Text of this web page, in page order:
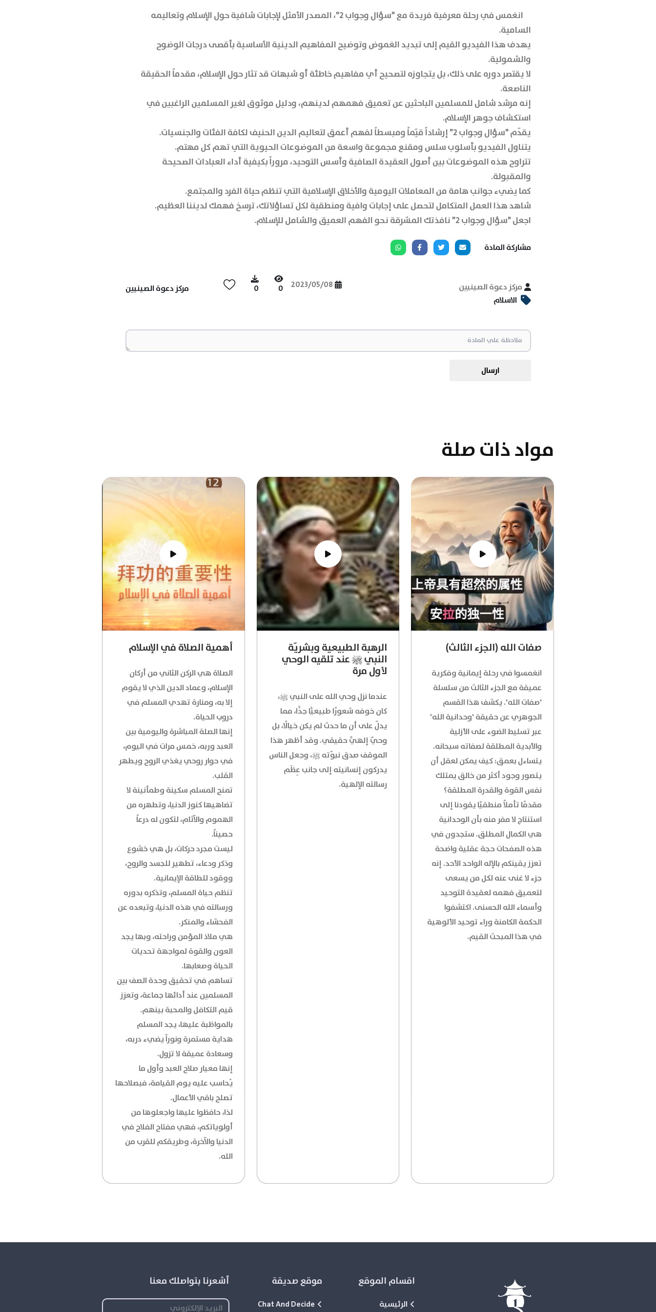
انغمس في رحلة معرفية فريدة مع "سؤال وجواب 2"، المصدر الأمثل لإجابات شافية حول الإسلام وتعاليمه
السامية.
يهدف هذا الفيديو القيم إلى تبديد الغموض وتوضيح المفاهيم الدينية الأساسية بأقصى درجات الوضوح
والشمولية.
لا يقتصر دوره على ذلك، بل يتجاوزه لتصحيح أي مفاهيم خاطئة أو شبهات قد تثار حول الإسلام، مقدماً الحقيقة
الناصعة.
إنه مرشد شامل للمسلمين الباحثين عن تعميق فهمهم لدينهم، ودليل موثوق لغير المسلمين الراغبين في
استكشاف جوهر الإسلام.
يقدّم "سؤال وجواب 2" إرشاداً قيّماً ومبسطاً لفهم أعمق لتعاليم الدين الحنيف لكافة الفئات والجنسيات.
يتناول الفيديو بأسلوب سلس ومقنع مجموعة واسعة من الموضوعات الحيوية التي تهم كل مهتم.
تتراوح هذه الموضوعات بين أصول العقيدة الصافية وأسس التوحيد، مروراً بكيفية أداء العبادات الصحيحة
والمقبولة.
كما يضيء جوانب هامة من المعاملات اليومية والأخلاق الإسلامية التي تنظم حياة الفرد والمجتمع.
شاهد هذا العمل المتكامل لتحصل على إجابات وافية ومنطقية لكل تساؤلاتك، ترسخ فهمك لديننا العظيم.
اجعل "سؤال وجواب 2" نافذتك المشرقة نحو الفهم العميق والشامل للإسلام.
مشاركة المادة
مركز دعوة الصينيين 2023/05/08
0
0
مركز دعوة الصينيين
الاسلام
ارسال
مواد ذات صلة
صفات الله (الجزء الثالث)
انغمسوا في رحلة إيمانية وفكرية
عميقة مع الجزء الثالث من سلسلة
'صفات الله'. يكشف هذا القسم
الجوهري عن حقيقة 'وحدانية الله'
عبر تسليط الضوء على الأزلية
والأبدية المطلقة لصفاته سبحانه.
يتساءل بعمق: كيف يمكن لعقل أن
يتصور وجود أكثر من خالق يمتلك
نفس القوة والقدرة المطلقة؟
مقدمًا تأملاً منطقيًا يقودنا إلى
استنتاج لا مفر منه بأن الوحدانية
هي الكمال المطلق. ستجدون في
هذه الصفحات حجة عقلية واضحة
تعزز يقينكم بالإله الواحد الأحد. إنه
جزء لا غنى عنه لكل من يسعى
لتعميق فهمه لعقيدة التوحيد
وأسماء الله الحسنى. اكتشفوا
الحكمة الكامنة وراء توحيد الألوهية
في هذا المبحث القيم.
الرهبة الطبيعية وبشريّة
النبي ﷺ عند تلقيه الوحي
لأول مرة
عندما نزل وحي الله على النبي ﷺ،
كان خوفه شعورًا طبيعيًّا جدًّا، مما
يدلّ على أن ما حدث لم يكن خيالًا، بل
وحيٌ إلهيٌّ حقيقي. وقد أظهر هذا
الموقف صدق نبوّته ﷺ، وجعل الناس
يدركون إنسانيته إلى جانب عِظَم
رسالته الإلهية.
أهمية الصلاة في الإسلام
الصلاة هي الركن الثاني من أركان
الإسلام، وعماد الدين الذي لا يقوم
إلا به، ومنارة تهدي المسلم في
دروب الحياة.
إنها الصلة المباشرة واليومية بين
العبد وربه، خمس مرات في اليوم،
في حوار روحي يغذي الروح ويطهر
القلب.
تمنح المسلم سكينة وطمأنينة لا
تضاهيها كنوز الدنيا، وتطهره من
الهموم والآثام، لتكون له درعاً
حصيناً.
ليست مجرد حركات، بل هي خشوع
وذكر ودعاء، تطهير للجسد والروح،
ووقود للطاقة الإيمانية.
تنظم حياة المسلم، وتذكره بدوره
ورسالته في هذه الدنيا، وتبعده عن
الفحشاء والمنكر.
هي ملاذ المؤمن وراحته، وبها يجد
العون والقوة لمواجهة تحديات
الحياة وصعابها.
تساهم في تحقيق وحدة الصف بين
المسلمين عند أدائها جماعة، وتعزز
قيم التكافل والمحبة بينهم.
بالمواظبة عليها، يجد المسلم
هداية مستمرة ونوراً يضيء دربه،
وسعادة عميقة لا تزول.
إنها معيار صلاح العبد وأول ما
يُحاسب عليه يوم القيامة، فبصلاحها
تصلح باقي الأعمال.
لذا، حافظوا عليها واجعلوها من
أولوياتكم، فهي مفتاح الفلاح في
الدنيا والآخرة، وطريقكم للقرب من
الله.
اقسام الموقع
الرئيسية
موقع صديقة
Chat And Decide
أشعرنا بتواصلك معنا